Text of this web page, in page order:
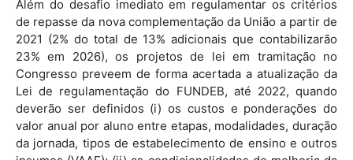
Além do desafio imediato em regulamentar os critérios
de repasse da nova complementação da União a partir de
2021 (2% do total de 13% adicionais que contabilizarão
23% em 2026), os projetos de lei em tramitação no
Congresso preveem de forma acertada a atualização da
Lei de regulamentação do FUNDEB, até 2022, quando
deverão ser definidos (i) os custos e ponderações do
valor anual por aluno entre etapas, modalidades, duração
da jornada, tipos de estabelecimento de ensino e outros